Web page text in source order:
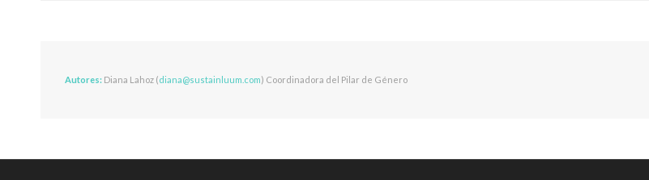
Autores: Diana Lahoz (diana@sustainluum.com) Coordinadora del Pilar de Género